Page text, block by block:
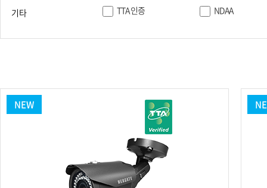
자동 게이트 솔루션
주변기기
소프트웨어
VMS
모바일
재분배서버
기타 TTA 인증 NDAA
NEW